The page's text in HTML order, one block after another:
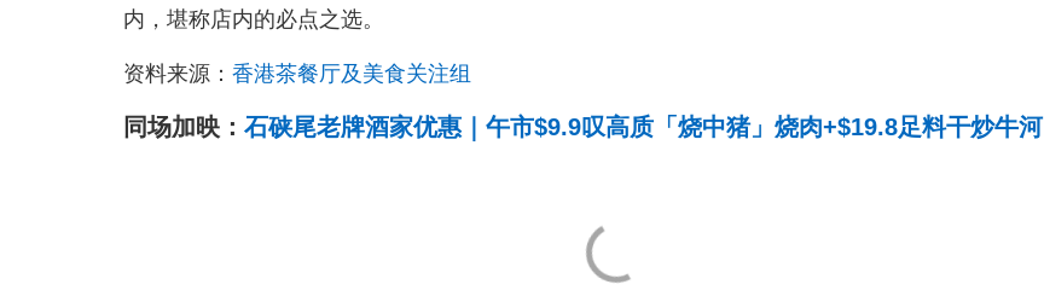
内，堪称店内的必点之选。
资料来源： 香港茶餐厅及美食关注组
同场加映： 石硖尾老牌酒家优惠｜午市$9.9叹高质「烧中猪」烧肉+$19.8足料干炒牛河